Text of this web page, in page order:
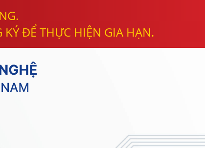
ĐỂ THỰC HIỆN GIA HẠN.